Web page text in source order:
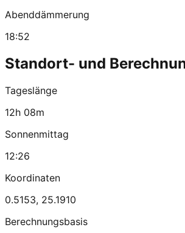
Abenddämmerung
18:52
Standort- und
Tageslänge
12h 08m
Sonnenmittag
12:26
Koordinaten
0.5153, 25.1910
Berechnungsbasis